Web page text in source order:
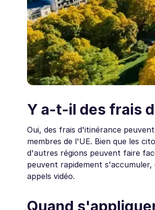
Y a-t-il des frais
Oui, des frais d'itinérance
membres de l'UE. Bien que les
d'autres régions peuvent faire
peuvent rapidement
appels vidéo.
Quand